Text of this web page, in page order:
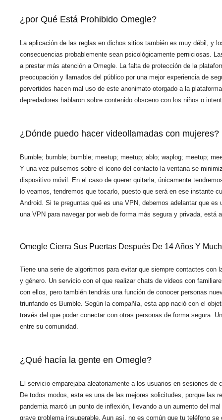
¿por Qué Está Prohibido Omegle?
La aplicación de las reglas en dichos sitios también es muy débil, y
consecuencias probablemente sean psicológicamente perniciosas.
a prestar más atención a Omegle. La falta de protección de la
preocupación y llamados del público por una mejor experiencia de
pervertidos hacen mal uso de este anonimato otorgado a la
depredadores hablaron sobre contenido obsceno con los niños o
¿Dónde puedo hacer videollamadas con mujeres?
Bumble; bumble; bumble; meetup; meetup; ablo; waplog; meetup;
Y una vez pulsemos sobre el icono del contacto la ventana se
dispositivo móvil. En el caso de querer quitarla, únicamente
lo veamos, tendremos que tocarlo, puesto que será en ese instante
Android. Si te preguntas qué es una VPN, debemos adelantar que
una VPN para navegar por web de forma más segura y privada, está
Omegle Cierra Sus Puertas Después De 14 Años Y
Tiene una serie de algoritmos para evitar que siempre contactes
y género. Un servicio con el que realizar chats de videos con
con ellos, pero también tendrás una función de conocer personas
triunfando es Bumble. Según la compañía, esta app nació con el
través del que poder conectar con otras personas de forma segura.
entre su comunidad.
¿Qué hacía la gente en Omegle?
El servicio emparejaba aleatoriamente a los usuarios en sesiones
De todos modos, esta es una de las mejores solicitudes, porque las
pandemia marcó un punto de inflexión, llevando a un aumento del
grave problema insuperable. Aun así, no es común que tu teléfono